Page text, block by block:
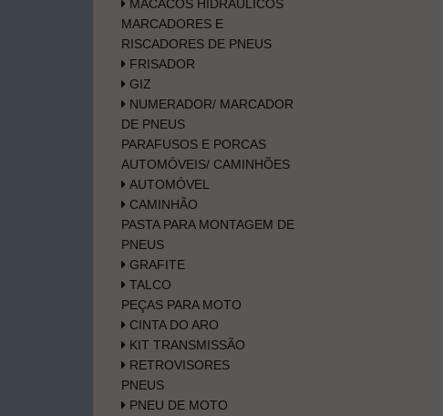
MACACOS HIDRÁULICOS
MARCADORES E
RISCADORES DE PNEUS
FRISADOR
GIZ
NUMERADOR/ MARCADOR
DE PNEUS
PARAFUSOS E PORCAS
AUTOMÓVEIS/ CAMINHÕES
AUTOMÓVEL
CAMINHÃO
PASTA PARA MONTAGEM DE
PNEUS
GRAFITE
TALCO
PEÇAS PARA MOTO
CINTA DO ARO
KIT TRANSMISSÃO
RETROVISORES
PNEUS
PNEU DE MOTO